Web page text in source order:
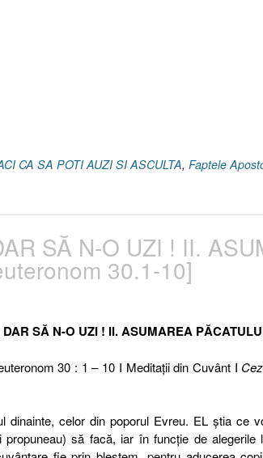
CA SA POTI AUZI SI ASCULTA, Faptele
SĂ N-O UZI ! II.
30.1-10]
SĂ N-O UZI ! II. ASUMAREA
30 : 1 – 10 I Meditaţii din Cuvânt I
dinainte, celor din poporul Evreu. EL ştia ce
să facă, iar în funcţie de